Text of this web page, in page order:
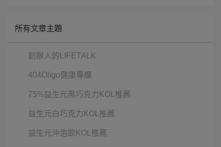
所有文章主題
創辦人的LIFETALK
404Oligo健康專欄
75%益生元黑巧克力KOL推薦
益生元白巧克力KOL推薦
益生元沖泡飲KOL推薦